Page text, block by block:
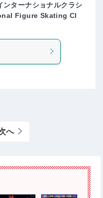
ンターナショナルクラシ
Figure Skating Cl
へ